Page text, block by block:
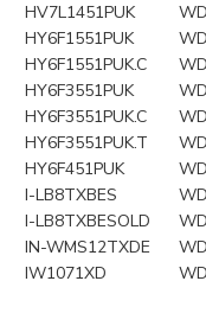
HV7L1451PUK
HY6F1551PUK
HY6F1551PUK.C
HY6F3551PUK
HY6F3551PUK.C
HY6F3551PUK.T
HY6F451PUK
I-LB8TXBES
I-LB8TXBESOLD
IN-WMS12TXDE
IW1071XD